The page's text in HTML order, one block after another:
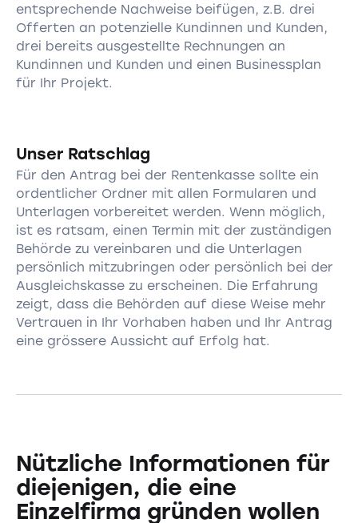
entsprechende Nachweise beifügen, z.B. drei
Offerten an potenzielle Kundinnen und Kunden,
drei bereits ausgestellte Rechnungen an
Kundinnen und Kunden und einen Businessplan
für Ihr Projekt.
Unser Ratschlag
Für den Antrag bei der Rentenkasse sollte ein
ordentlicher Ordner mit allen Formularen und
Unterlagen vorbereitet werden. Wenn möglich,
ist es ratsam, einen Termin mit der zuständigen
Behörde zu vereinbaren und die Unterlagen
persönlich mitzubringen oder persönlich bei der
Ausgleichskasse zu erscheinen. Die Erfahrung
zeigt, dass die Behörden auf diese Weise mehr
Vertrauen in Ihr Vorhaben haben und Ihr Antrag
eine grössere Aussicht auf Erfolg hat.
Nützliche Informationen für
diejenigen, die eine
Einzelfirma gründen wollen